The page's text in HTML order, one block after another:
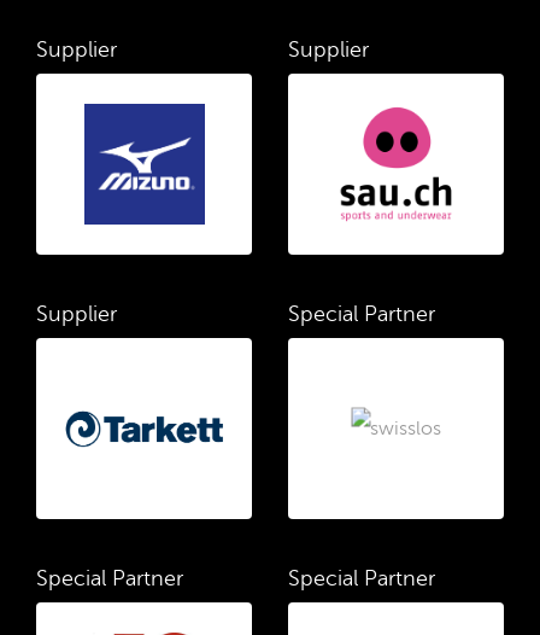
Supplier Supplier
Supplier Special Partner
Special Partner Special Partner